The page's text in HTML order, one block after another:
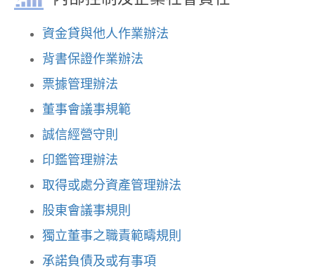
資金貸與他人作業辦法
背書保證作業辦法
票據管理辦法
董事會議事規範
誠信經營守則
印鑑管理辦法
取得或處分資產管理辦法
股東會議事規則
獨立董事之職責範疇規則
承諾負債及或有事項